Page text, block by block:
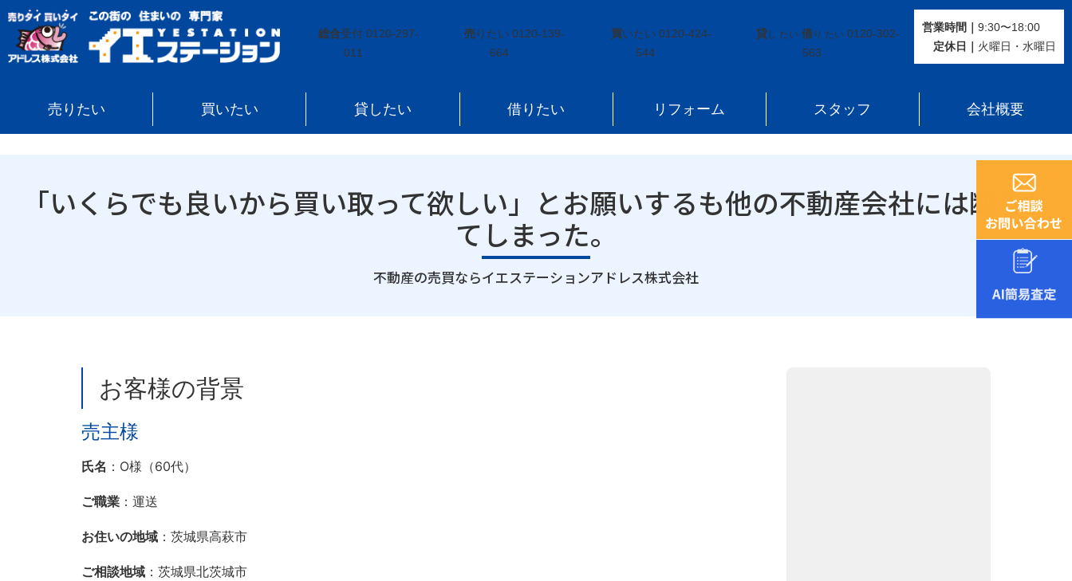
総合受付 0120-297-
011
売りたい 0120-139-
664
買いたい 0120-424-
544
貸し たい 借り たい 0120-302-
563
営業時間｜ 9:30〜18:00
定休⽇｜ 火曜⽇・水曜⽇
売りたい 買いたい 貸したい 借りたい リフォーム スタッフ 会社概要
イエステーション » お客様の事例 「いくらでも良いから買い取って欲しい」とお願いするも他の不動産会社には断られてしまった。
「いくらでも良いから買い取って欲しい」とお願いするも他の不動産会社には断られ
てしまった。
｜
不動産の売買ならイエステーションアドレス株式会社
お客様の背景
売主様
氏名 ：O様（60代）
ご職業 ：運送
お住いの地域 ：茨城県高萩市
ご相談地域 ：茨城県北茨城市